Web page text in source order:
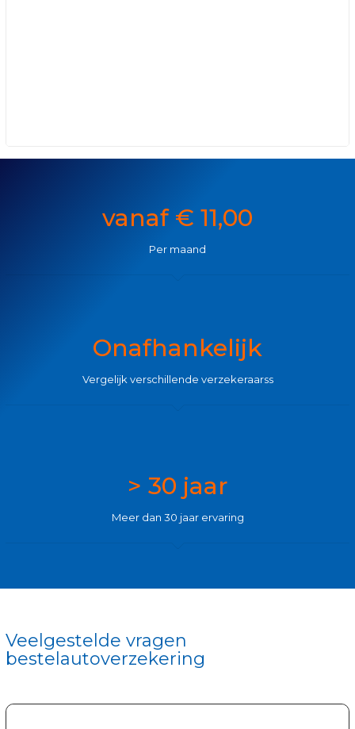
vanaf € 11,00
Per maand
Onafhankelijk
Vergelijk verschillende verzekeraarss
> 30 jaar
Meer dan 30 jaar ervaring
Veelgestelde vragen
bestelautoverzekering